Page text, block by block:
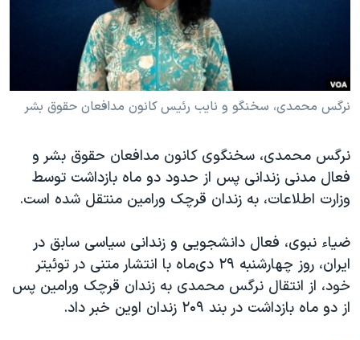
علم و فناوری
گالری عکس
آرشیو پخش زنده
انتخابات ریاست جمهوری آمریکا ۲۰۲۴
حمله جمهوری اسلامی به اسرائیل
رمز مهسا
اعتراضات زن، زندگی، آزادی
مجموعه مستندهای دادخواهی
دادگاه حمید نوری
چهل سال گروگان‌گیری
قانون شفافیت دارائی کادر رهبری ایران
نرگس محمدی، سخنگو و نایب رئیس کانون مدافعان حقوق بشر
نرگس محمدی، سخنگوی کانون مدافعان حقوق بشر و‌
فعال مدنی زندانی پس از حدود دو ماه بازداشت توسط
وزارت اطلاعات، به زندان قرچک ورامین منتقل شده است.
ضیاء نبوی، فعال دانشجویی و زندانی سیاسی سابق در
ایران، روز چهارشنبه ۲۹ دی‌ماه با انتشار متنی در توئیتر
خود، از انتقال نرگس محمدی به زندان قرچک ورامین پس
از دو ماه بازداشت در بند ۲۰۹ زندان اوین خبر داد.